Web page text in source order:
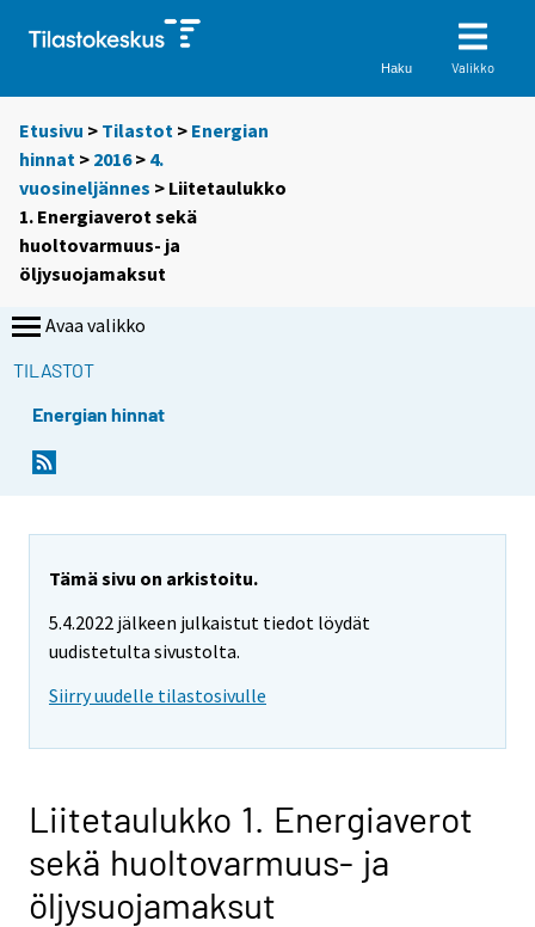
Haku Valikko
Etusivu > Tilastot > Energian
hinnat > 2016> 4.
vuosineljännes > Liitetaulukko
1. Energiaverot sekä
huoltovarmuus- ja
öljysuojamaksut
Avaa valikko
TILASTOT
Energian hinnat
Tämä sivu on arkistoitu.
5.4.2022 jälkeen julkaistut tiedot löydät
uudistetulta sivustolta.
Siirry uudelle tilastosivulle
Liitetaulukko 1. Energiaverot
sekä huoltovarmuus- ja
öljysuojamaksut